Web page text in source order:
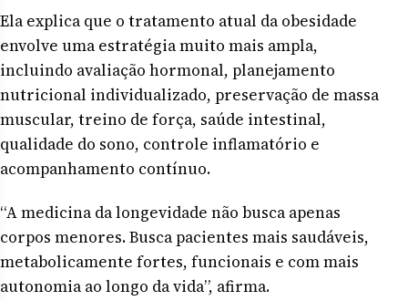
Ela explica que o tratamento atual da obesidade
envolve uma estratégia muito mais ampla,
incluindo avaliação hormonal, planejamento
nutricional individualizado, preservação de massa
muscular, treino de força, saúde intestinal,
qualidade do sono, controle inflamatório e
acompanhamento contínuo.
“A medicina da longevidade não busca apenas
corpos menores. Busca pacientes mais saudáveis,
metabolicamente fortes, funcionais e com mais
autonomia ao longo da vida”, afirma.